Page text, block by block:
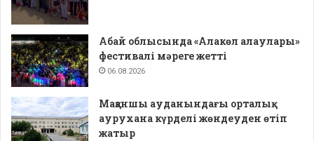
Абай облысында «Алакөл алаулары»
фестивалі мәреге жетті
06.08.2026
Мақаншы ауданындағы орталық
аурухана күрделі жөндеуден өтіп
жатыр